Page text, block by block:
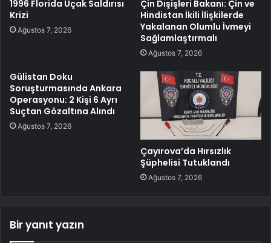
1996 Florida Uçak Saldırısı
Krizi
Ağustos 7, 2026
Çin Dışişleri Bakanı: Çin ve
Hindistan İkili İlişkilerde
Yakalanan Olumlu İvmeyi
Sağlamlaştırmalı
Ağustos 7, 2026
Gülistan Doku
Soruşturmasında Ankara
Operasyonu: 2 Kişi 6 Ayrı
Suçtan Gözaltına Alındı
Ağustos 7, 2026
Çayırova’da Hırsızlık
Şüphelisi Tutuklandı
Ağustos 7, 2026
Bir yanıt yazın